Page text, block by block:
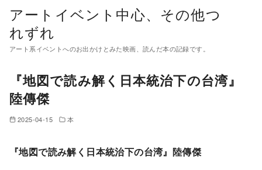
アートイベント中心、その他つ
れずれ
アート系イベントへのお出かけとみた映画、読んだ本の記録です。
『地図で読み解く日本統治下の台湾』
陸傳傑
2025-04-15 本
『地図で読み解く日本統治下の台湾』陸傳傑